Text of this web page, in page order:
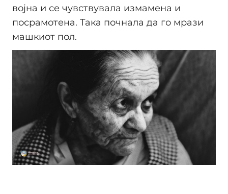
војна и се чувствувала измамена и
посрамотена. Така почнала да го мрази
машкиот пол.